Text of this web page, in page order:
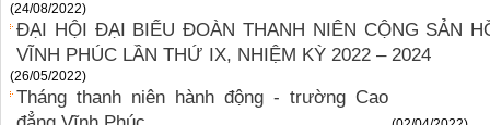
(24/08/2022)
ĐẠI HỘI ĐẠI BIỂU ĐOÀN THANH NIÊN CỘNG SẢN
VĨNH PHÚC LẦN THỨ IX, NHIỆM KỲ 2022 – 2024
(26/05/2022)
Tháng thanh niên hành động - trường Cao